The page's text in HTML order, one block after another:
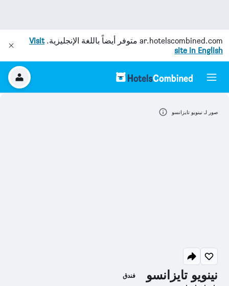
ar.hotelscombined.com متوفر أيضاً باللغة الإنجليزية.Visit
site in English
نينويو تايزانسو فندق
صور لـ نينويو تايزانسو